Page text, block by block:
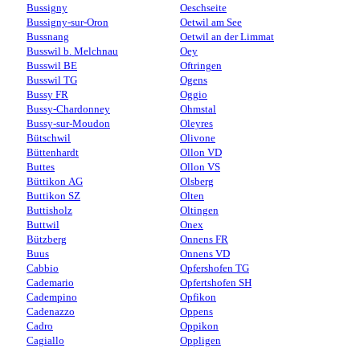
Bussigny
Bussigny-sur-Oron
Bussnang
Busswil b. Melchnau
Busswil BE
Busswil TG
Bussy FR
Bussy-Chardonney
Bussy-sur-Moudon
Bütschwil
Büttenhardt
Buttes
Büttikon AG
Buttikon SZ
Buttisholz
Buttwil
Bützberg
Buus
Cabbio
Cademario
Cadempino
Cadenazzo
Cadro
Cagiallo
Oeschseite
Oetwil am See
Oetwil an der Limmat
Oey
Oftringen
Ogens
Oggio
Ohmstal
Oleyres
Olivone
Ollon VD
Ollon VS
Olsberg
Olten
Oltingen
Onex
Onnens FR
Onnens VD
Opfershofen TG
Opfertshofen SH
Opfikon
Oppens
Oppikon
Oppligen